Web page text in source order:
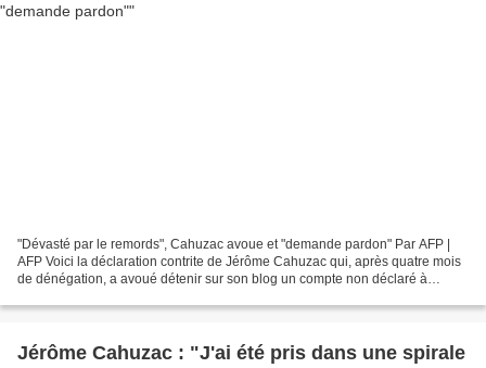
"Dévasté par le remords", Cahuzac avoue et "demande pardon" Par AFP |
AFP Voici la déclaration contrite de Jérôme Cahuzac qui, après quatre mois
de dénégation, a avoué détenir sur son blog un compte non déclaré à
Jérôme Cahuzac : "J'ai été pris dans une spirale